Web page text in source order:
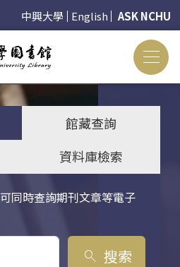
中興大學 English ASK NCHU
館藏查詢
資料庫檢索
同時查詢期刊文章等電子
search 搜索